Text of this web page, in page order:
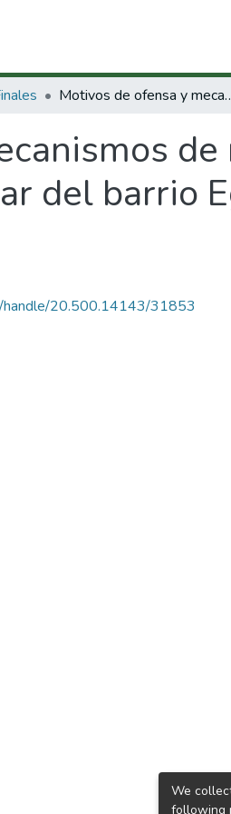
Motivos de ofensa y mecanismos de resolución del
del barrio
handle/20.500.14143/31853
We
following